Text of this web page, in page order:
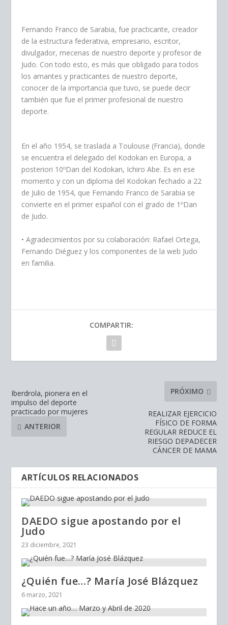
Fernando Franco de Sarabia, fue practicante, creador
de la estructura federativa, empresario, escritor,
divulgador, mecenas de nuestro deporte y profesor de
Judo. Con todo esto, es más que obligado para todos
los amantes y practicantes de nuestro deporte,
conocer de la importancia que tuvo, se puede decir
también que fue el primer profesional de nuestro
deporte.
En el año 1954, se traslada a Toulouse (Francia), donde
se encuentra el delegado del Kodokan en Europa, a
posteriori 10ºDan del Kodokan, Ichiro Abe. Es en ese
momento y con un diploma del Kodokan fechado a 22
de Julio de 1954, que Fernando Franco de Sarabia se
convierte en el primer español con el grado de 1ºDan
de Judo.
• Agradecimientos por su colaboración: Rafael Ortega,
Fernando Diéguez y los componentes de la web Judo
en familia.
COMPARTIR:
Iberdrola, pionera en el
impulso del deporte
practicado por mujeres
ANTERIOR
PRÓXIMO
REALIZAR EJERCICIO
FÍSICO DE FORMA
REGULAR REDUCE EL
RIESGO DEPADECER
CÁNCER DE MAMA
ARTÍCULOS RELACIONADOS
DAEDO sigue apostando por el
Judo
23 diciembre, 2021
¿Quién fue…? María José Blázquez
6 marzo, 2021